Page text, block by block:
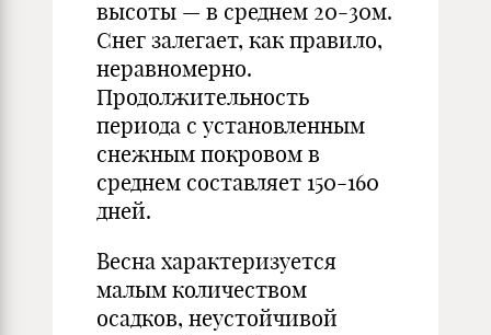
высоты — в среднем 20-30м.
Снег залегает, как правило,
неравномерно.
Продолжительность
периода с установленным
снежным покровом в
среднем составляет 150-160
дней.
Весна характеризуется
малым количеством
осадков, неустойчивой